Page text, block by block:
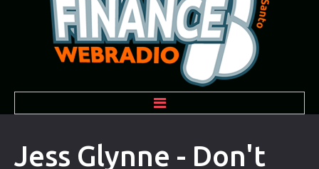
BENVENUTI
Jess Glynne - Don't